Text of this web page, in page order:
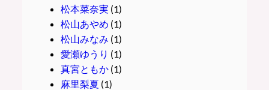
松本菜奈実 (1)
松山あやめ (1)
松山みなみ (1)
愛瀬ゆうり (1)
真宮ともか(1)
麻里梨夏 (1)